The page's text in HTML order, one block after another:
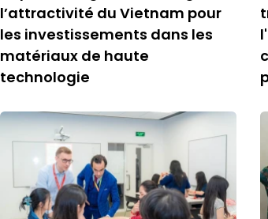
l’attractivité du Vietnam pour
les investissements dans les
matériaux de haute
technologie